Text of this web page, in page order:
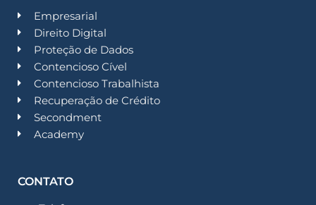
Empresarial
Direito Digital
Proteção de Dados
Contencioso Cível
Contencioso Trabalhista
Recuperação de Crédito
Secondment
Academy
CONTATO